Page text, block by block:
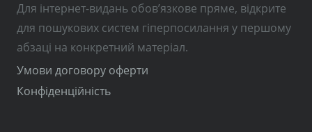
Для інтернет-видань обов’язкове пряме, відкрите
для пошукових систем гіперпосилання у першому
абзаці на конкретний матеріал.
Умови договору оферти
Конфіденційність